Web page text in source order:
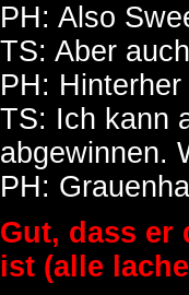
PH: Also
TS: Aber
PH:
TS: Ich kann
abgewinnen.
PH:
Gut, dass er
ist (alle